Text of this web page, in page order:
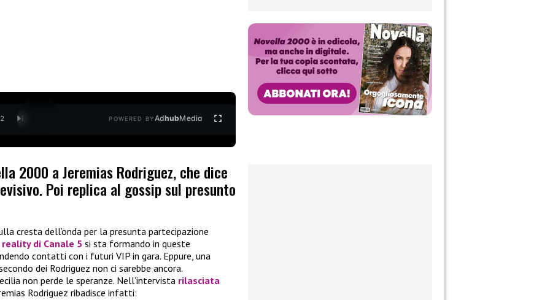
2 POWERED BYAdhubMedia
2000 a Jeremias Rodriguez, che dice
Poi replica al gossip sul presunto
cresta dell’onda per la presunta partecipazione
di Canale 5 si sta formando in queste
contatti con i futuri VIP in gara. Eppure, una
dei Rodriguez non ci sarebbe ancora.
non perde le speranze. Nell’intervista rilasciata
Rodriguez ribadisce infatti: